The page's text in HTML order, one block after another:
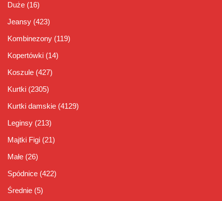
Duże (16)
Jeansy (423)
Kombinezony (119)
Kopertówki (14)
Koszule (427)
Kurtki (2305)
Kurtki damskie (4129)
Leginsy (213)
Majtki Figi (21)
Małe (26)
Spódnice (422)
Średnie (5)